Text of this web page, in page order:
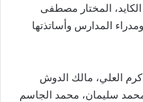
الكايد، المختار مصطفى
المدارس وأساتذتها
العلي، مالك الدوش
سليمان، محمد الجاسم